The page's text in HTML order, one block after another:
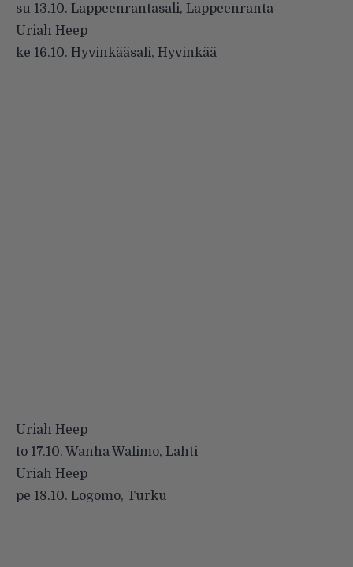
su 13.10. Lappeenrantasali, Lappeenranta
Uriah Heep
ke 16.10. Hyvinkääsali, Hyvinkää
Uriah Heep
to 17.10. Wanha Walimo, Lahti
Uriah Heep
pe 18.10. Logomo, Turku